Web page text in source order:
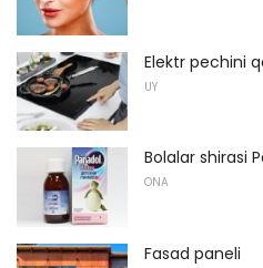
Elektr pechini
UY
Bolalar shirasi
ONA
Fasad paneli